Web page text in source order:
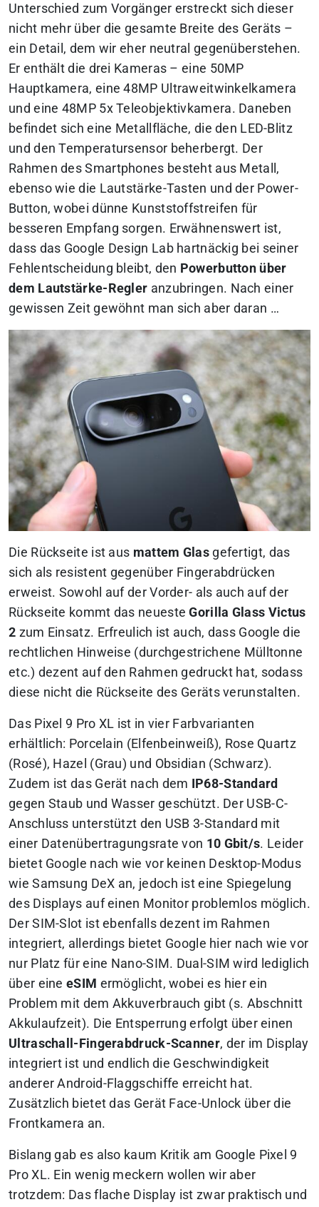
Unterschied zum Vorgänger erstreckt sich dieser
nicht mehr über die gesamte Breite des Geräts –
ein Detail, dem wir eher neutral gegenüberstehen.
Er enthält die drei Kameras – eine 50MP
Hauptkamera, eine 48MP Ultraweitwinkelkamera
und eine 48MP 5x Teleobjektivkamera. Daneben
befindet sich eine Metallfläche, die den LED-Blitz
und den Temperatursensor beherbergt. Der
Rahmen des Smartphones besteht aus Metall,
ebenso wie die Lautstärke-Tasten und der Power-
Button, wobei dünne Kunststoffstreifen für
besseren Empfang sorgen. Erwähnenswert ist,
dass das Google Design Lab hartnäckig bei seiner
Fehlentscheidung bleibt, den Powerbutton über
dem Lautstärke-Regler anzubringen. Nach einer
gewissen Zeit gewöhnt man sich aber daran …
Die Rückseite ist aus mattem Glasgefertigt, das
sich als resistent gegenüber Fingerabdrücken
erweist. Sowohl auf der Vorder- als auch auf der
Rückseite kommt das neuesteGorilla Glass Victus
2 zum Einsatz. Erfreulich ist auch, dass Google die
rechtlichen Hinweise (durchgestrichene Mülltonne
etc.) dezent auf den Rahmen gedruckt hat, sodass
diese nicht die Rückseite des Geräts verunstalten.
Das Pixel 9 Pro XL ist in vier Farbvarianten
erhältlich: Porcelain (Elfenbeinweiß), Rose Quartz
(Rosé), Hazel (Grau) und Obsidian (Schwarz).
Zudem ist das Gerät nach dem
IP68-Standard
gegen Staub und Wasser geschützt. Der USB-C-
Anschluss unterstützt den USB 3-Standard mit
einer Datenübertragungsrate von 10 Gbit/s. Leider
bietet Google nach wie vor keinen Desktop-Modus
wie Samsung DeX an, jedoch ist eine Spiegelung
des Displays auf einen Monitor problemlos möglich.
Der SIM-Slot ist ebenfalls dezent im Rahmen
integriert, allerdings bietet Google hier nach wie vor
nur Platz für eine Nano-SIM. Dual-SIM wird lediglich
über eineeSIM ermöglicht, wobei es hier ein
Problem mit dem Akkuverbrauch gibt (s. Abschnitt
Akkulaufzeit). Die Entsperrung erfolgt über einen
Ultraschall-Fingerabdruck-Scanner, der im Display
integriert ist und endlich die Geschwindigkeit
anderer Android-Flaggschiffe erreicht hat.
Zusätzlich bietet das Gerät Face-Unlock über die
Frontkamera an.
Bislang gab es also kaum Kritik am Google Pixel 9
Pro XL. Ein wenig meckern wollen wir aber
trotzdem: Das flache Display ist zwar praktisch und